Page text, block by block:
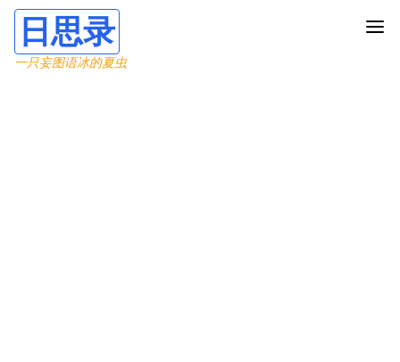
日思录
一只妄图语冰的夏虫